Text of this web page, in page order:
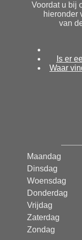
Voordat u bij
hieronder
van
Is er
Waar
Maandag
Dinsdag
Woensdag
Donderdag
Vrijdag
Zaterdag
Zondag